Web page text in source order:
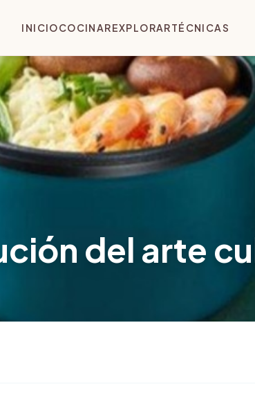
INICIOCOCINAREXPLORARTÉCNICAS
del arte